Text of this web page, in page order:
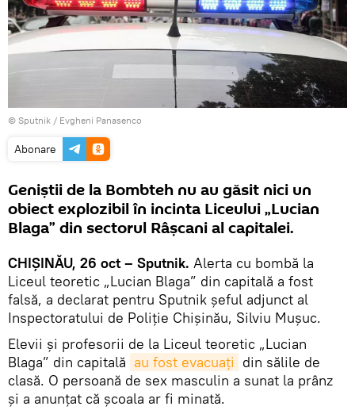
© Sputnik / Evgheni Panasenco
Abonare
Geniştii de la Bombteh nu au găsit nici un
obiect explozibil în incinta Liceului „Lucian
Blaga” din sectorul Râşcani al capitalei.
CHIŞINĂU, 26 oct – Sputnik. Alerta cu bombă la
Liceul teoretic „Lucian Blaga” din capitală a fost
falsă, a declarat pentru Sputnik şeful adjunct al
Inspectoratului de Poliţie Chişinău, Silviu Muşuc.
Elevii şi profesorii de la Liceul teoretic „Lucian
Blaga” din capitală au fost evacuaţi din sălile de
clasă. O persoană de sex masculin a sunat la prânz
şi a anunţat că şcoala ar fi minată.